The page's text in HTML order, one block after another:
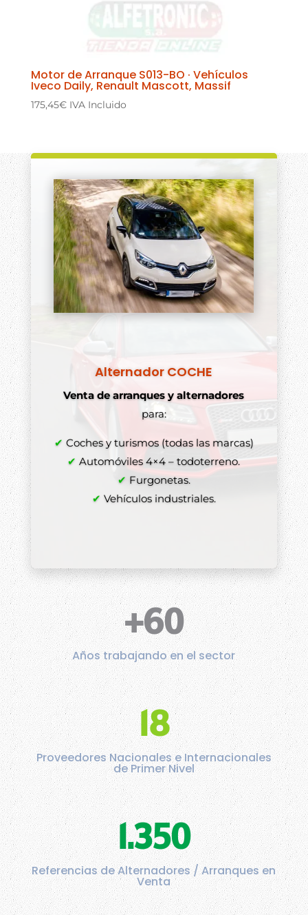
Motor de Arranque S013-BO · Vehículos
Iveco Daily, Renault Mascott, Massif
175,45€ IVA Incluido
Alternador COCHE
Venta de arranques y alternadores
para:
✔ Coches y turismos (todas las marcas)
✔ Automóviles 4×4 – todoterreno.
✔ Furgonetas.
✔ Vehículos industriales.
+60
Años trabajando en el sector
18
Proveedores Nacionales e Internacionales
de Primer Nivel
1.350
Referencias de Alternadores / Arranques en
Venta